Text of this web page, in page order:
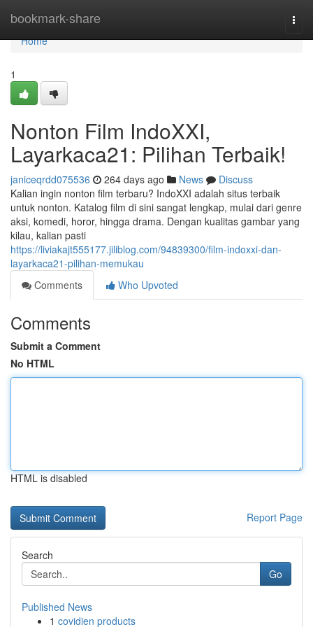
bookmark-share
Home
Home
1
Nonton Film IndoXXI,
Layarkaca21: Pilihan Terbaik!
janiceqrdd075536 264 days ago News
Discuss
Kalian ingin nonton film terbaru? IndoXXI adalah situs terbaik
untuk nonton. Katalog film di sini sangat lengkap, mulai dari genre
aksi, komedi, horor, hingga drama. Dengan kualitas gambar yang
kilau, kalian pasti
https://liviakajt555177.jiliblog.com/94839300/film-indoxxi-dan-
layarkaca21-pilihan-memukau
Comments
Who Upvoted
Comments
Submit a Comment
No HTML
HTML is disabled
Report Page
Search
Go
Published News
1 covidien products